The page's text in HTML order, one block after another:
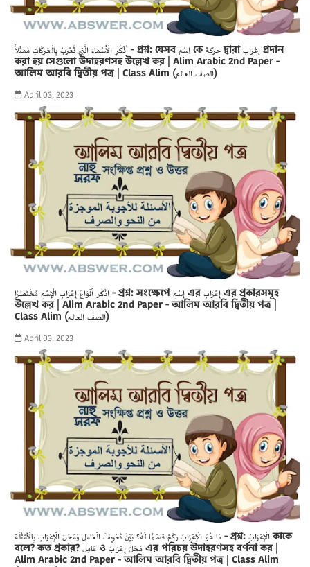
أَذْكُرِ الْأَسْمَاءَ الَّتِي تُعْرَبُ بِالْحَرَكَاتِ مُمَثَلاً - প্রশ্ন: যেসব اِسْمِ কে حركة দ্বারা إِعْرَابِ প্রদান
করা হয় সেগুলো উদাহরণসহ উল্লেখ কর | Alim Arabic 2nd Paper -
আলিম আরবি দ্বিতীয় পত্র | Class Alim (الصف العالم)
April 03, 2023
اذْكُر أَنْوَاعَ إِعْرَابِ الْإِسْمِ مُخْتَصَرًا - প্রশ্ন: সংক্ষেপে إِسْمِ এর إِعْرَابِ এর প্রকারসমূহ
উল্লেখ কর | Alim Arabic 2nd Paper - আলিম আরবি দ্বিতীয় পত্র |
Class Alim (الصف العالم)
April 03, 2023
مَا هُوَ الْإِعْرَابُ وَكَمْ قِسْمًا لَهُ؟ بَيِّنْ تَعْرِيفَ الْعَامِل وَمَحَلَ الْإِعْرَابِ بِالْأَمْثَلَةِ - প্রশ্ন: الْإِعْرَابُ কাকে
বলে? কত প্রকার? عَامِل ও مَحَلَ إِعْرَابُ এর পরিচয় উদাহরণসহ বর্ণনা কর |
Alim Arabic 2nd Paper - আলিম আরবি দ্বিতীয় পত্র | Class Alim